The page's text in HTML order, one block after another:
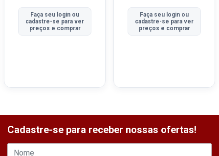
Faça seu login ou
cadastre-se para ver
preços e comprar
Faça seu login ou
cadastre-se para ver
preços e comprar
Cadastre-se para receber nossas ofertas!